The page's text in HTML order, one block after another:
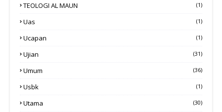
TEOLOGI AL MAUN (1)
Uas (1)
Ucapan (1)
Ujian (31)
Umum (36)
Usbk (1)
Utama (30)